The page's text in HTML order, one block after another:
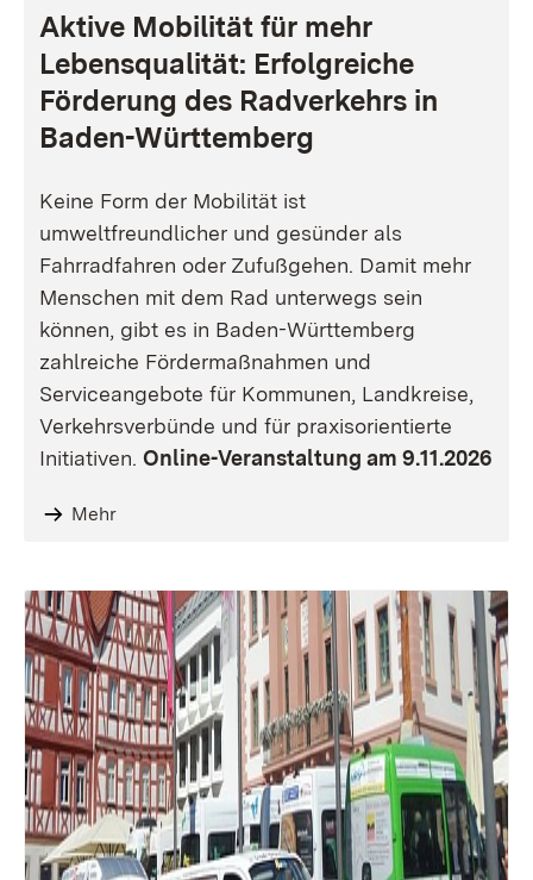
Aktive Mobilität für mehr
Lebensqualität: Erfolgreiche
Förderung des Radverkehrs in
Baden-Württemberg
Keine Form der Mobilität ist
umweltfreundlicher und gesünder als
Fahrradfahren oder Zufußgehen. Damit mehr
Menschen mit dem Rad unterwegs sein
können, gibt es in Baden-Württemberg
zahlreiche Fördermaßnahmen und
Serviceangebote für Kommunen, Landkreise,
Verkehrsverbünde und für praxisorientierte
Initiativen. Online-Veranstaltung am 9.11.2026
Mehr